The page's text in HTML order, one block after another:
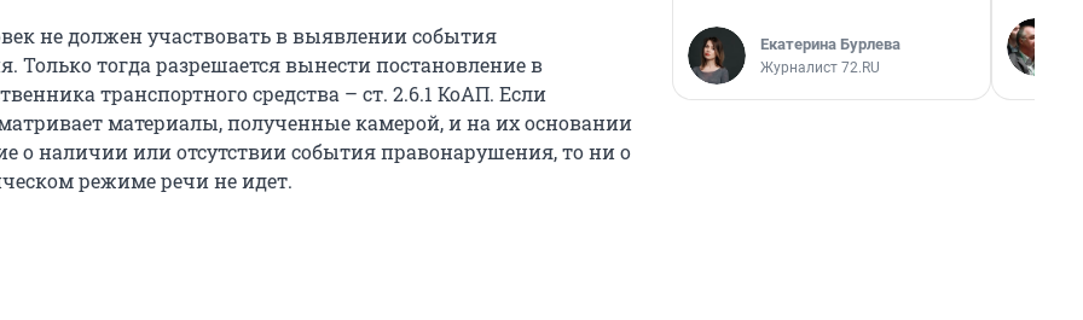
не должен участвовать в выявлении события
Только тогда разрешается вынести постановление в
транспортного средства – ст. 2.6.1 КоАП. Если
материалы, полученные камерой, и на их основании
о наличии или отсутствии события правонарушения, то ни о
режиме речи не идет.
Екатерина Бурлева
Журналист 72.RU